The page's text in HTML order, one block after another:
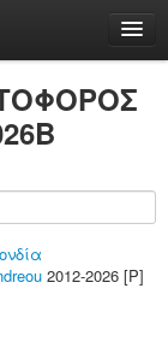
2012-2026 [P]